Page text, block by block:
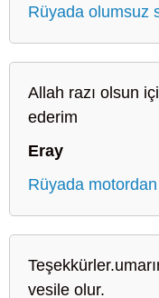
Rüyada olumsuz
Allah razı olsun
ederim
Eray
Rüyada
vesile olur.